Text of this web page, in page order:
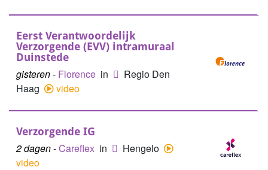
Eerst Verantwoordelijk
Verzorgende (EVV) intramuraal
Duinstede
gisteren- Florence in
Regio Den
Haag
video
Verzorgende IG
2 dagen-Careflex in
Hengelo
video